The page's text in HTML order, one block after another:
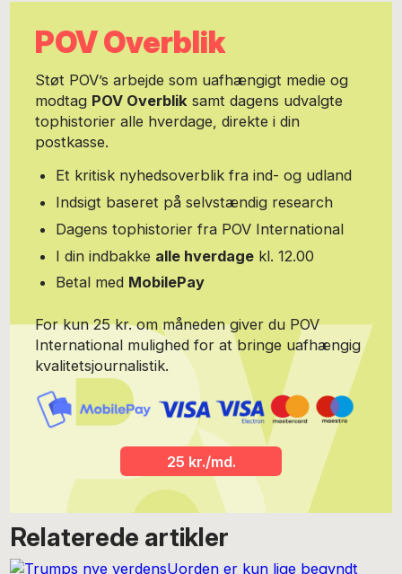
POV Overblik
Støt POV’s arbejde som uafhængigt medie og
modtag POV Overbliksamt dagens udvalgte
tophistorier alle hverdage, direkte i din
postkasse.
Et kritisk nyhedsoverblik fra ind- og udland
Indsigt baseret på selvstændig research
Dagens tophistorier fra POV International
I din indbakke alle hverdage kl. 12.00
Betal med MobilePay
For kun 25 kr. om måneden giver du POV
International mulighed for at bringe uafhængig
kvalitetsjournalistik.
25 kr./md.
Relaterede artikler